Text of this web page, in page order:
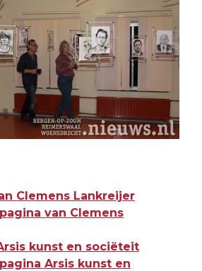
Clemens Lankreijer
van Clemens
kunst en sociëteit
Arsis kunst en